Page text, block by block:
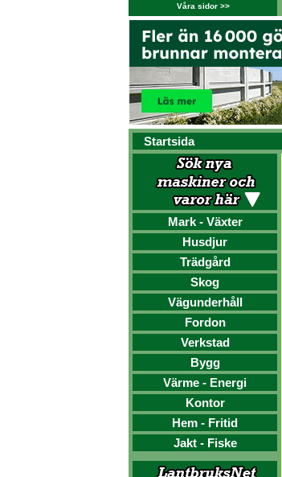
Våra sidor >>
Startsida
Mark - Växter
Husdjur
Trädgård
Skog
Vägunderhåll
Fordon
Verkstad
Bygg
Värme - Energi
Kontor
Hem - Fritid
Jakt - Fiske